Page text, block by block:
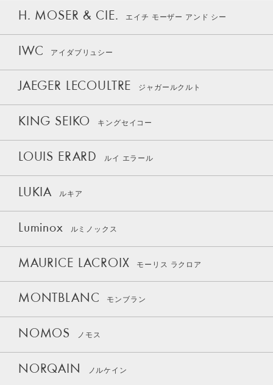
H. MOSER & CIE. エイチ モーザー アンド シー
IWC アイダブリュシー
JAEGER LECOULTRE ジャガールクルト
KING SEIKO キングセイコー
LOUIS ERARD ルイ エラール
LUKIA ルキア
Luminox ルミノックス
MAURICE LACROIX モーリス ラクロア
MONTBLANC モンブラン
NOMOS ノモス
NORQAIN ノルケイン